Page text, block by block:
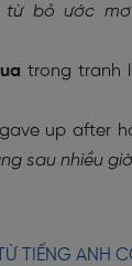
từ bỏ ước
trong tranh
up after
sau nhiều
TIẾNG ANH